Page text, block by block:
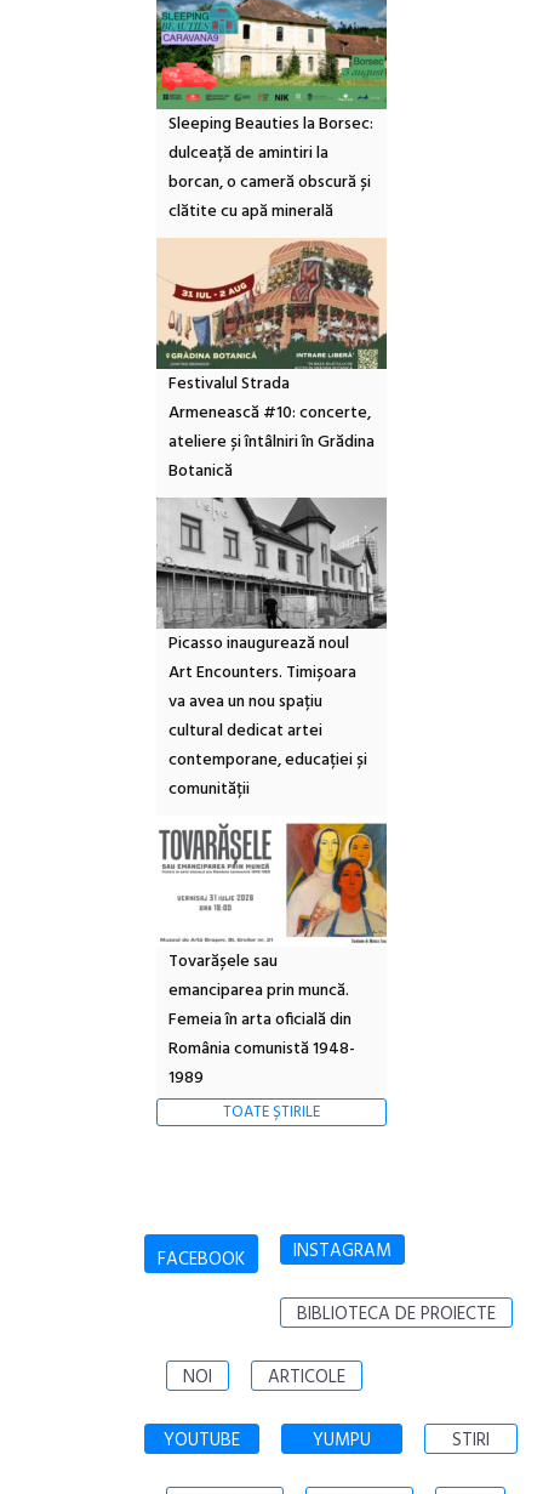
Sleeping Beauties la Borsec:
dulceață de amintiri la
borcan, o cameră obscură și
clătite cu apă minerală
Festivalul Strada
Armenească #10: concerte,
ateliere și întâlniri în Grădina
Botanică
Picasso inaugurează noul
Art Encounters. Timișoara
va avea un nou spațiu
cultural dedicat artei
contemporane, educației și
comunității
Tovarășele sau
emanciparea prin muncă.
Femeia în arta oficială din
România comunistă 1948-
1989
TOATE ȘTIRILE
FACEBOOK INSTAGRAM
BIBLIOTECA DE PROIECTE
NOI ARTICOLE
YOUTUBE YUMPU STIRI